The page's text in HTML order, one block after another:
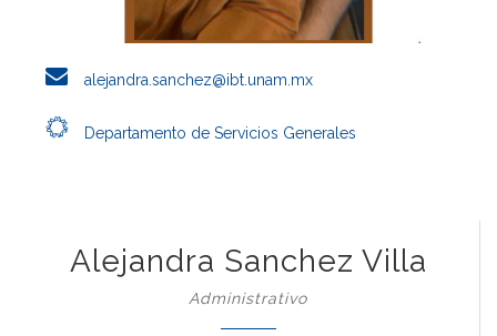
alejandra.sanchez@ibt.unam.mx
Departamento de Servicios Generales
Alejandra Sanchez Villa
Administrativo